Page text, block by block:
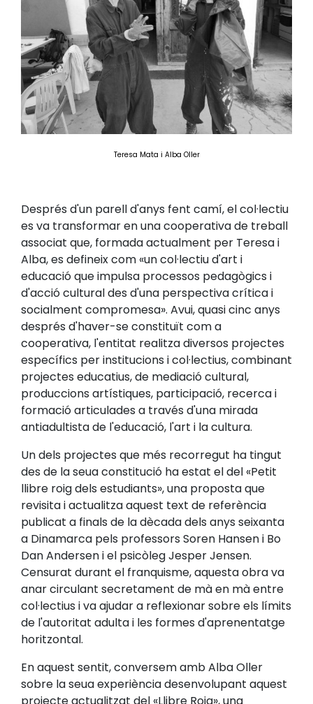
Teresa Mata i Alba Oller
Després d'un parell d'anys fent camí, el col·lectiu
es va transformar en una cooperativa de treball
associat que, formada actualment per Teresa i
Alba, es defineix com «un col·lectiu d'art i
educació que impulsa processos pedagògics i
d'acció cultural des d'una perspectiva crítica i
socialment compromesa». Avui, quasi cinc anys
després d'haver-se constituït com a
cooperativa, l'entitat realitza diversos projectes
específics per institucions i col·lectius, combinant
projectes educatius, de mediació cultural,
produccions artístiques, participació, recerca i
formació articulades a través d'una mirada
antiadultista de l'educació, l'art i la cultura.
Un dels projectes que més recorregut ha tingut
des de la seua constitució ha estat el del «Petit
llibre roig dels estudiants», una proposta que
revisita i actualitza aquest text de referència
publicat a finals de la dècada dels anys seixanta
a Dinamarca pels professors Soren Hansen i Bo
Dan Andersen i el psicòleg Jesper Jensen.
Censurat durant el franquisme, aquesta obra va
anar circulant secretament de mà en mà entre
col·lectius i va ajudar a reflexionar sobre els límits
de l'autoritat adulta i les formes d'aprenentatge
horitzontal.
En aquest sentit, conversem amb Alba Oller
sobre la seua experiència desenvolupant aquest